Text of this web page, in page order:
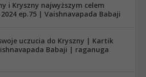
i Kryszny najwyższym celem
ep.75 | Vaishnavapada Babaji
uczucia do Kryszny | Kartik
Babaji | raganuga